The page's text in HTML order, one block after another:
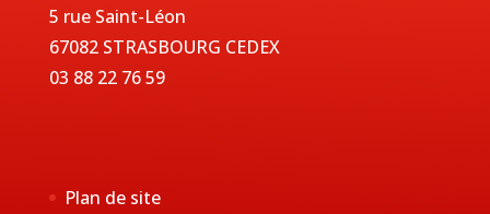
5 rue Saint-Léon
67082 STRASBOURG CEDEX
03 88 22 76 59
Plan de site